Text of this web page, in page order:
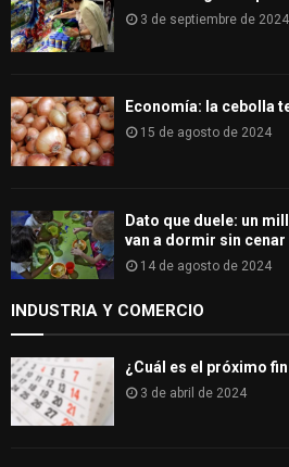
3 de septiembre de 2024
Economía: la cebolla
15 de agosto de 2024
Dato que duele: un
van a dormir sin cenar
14 de agosto de 2024
INDUSTRIA Y COMERCIO
¿Cuál es el próximo
3 de abril de 2024